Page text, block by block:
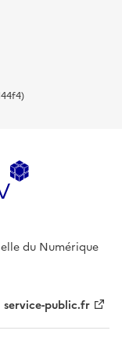
du Numérique
service-public.fr